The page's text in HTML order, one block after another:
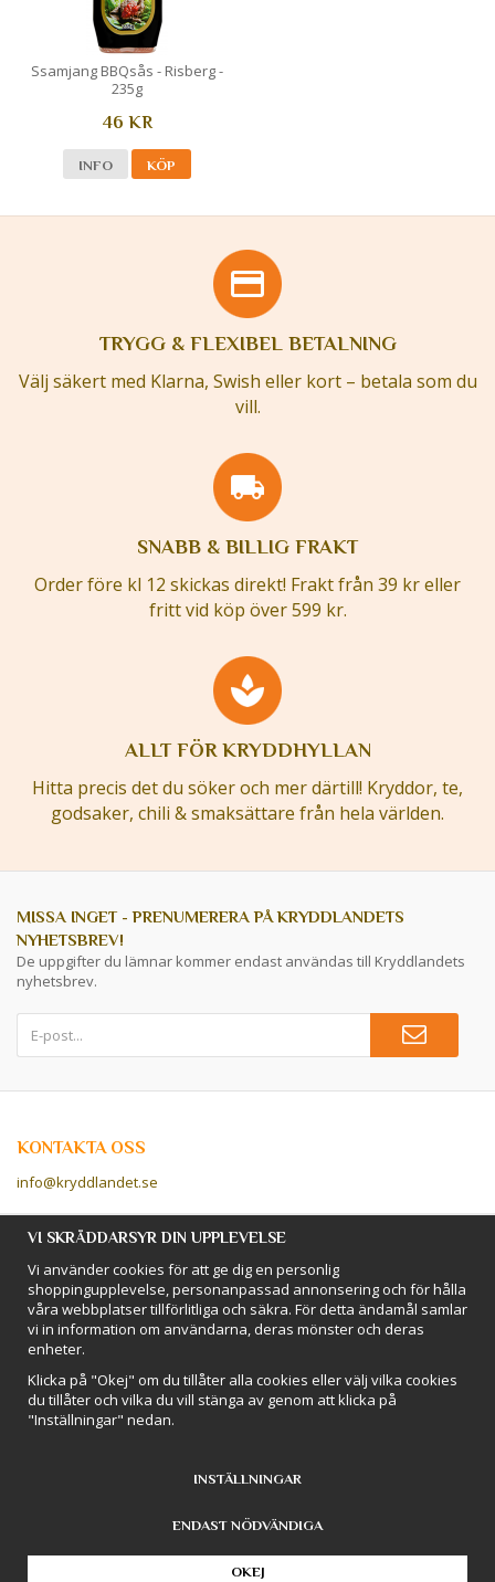
Ssamjang BBQsås - Risberg -
235g
46 KR
INFO KÖP
TRYGG & FLEXIBEL BETALNING
Välj säkert med Klarna, Swish eller kort – betala som du
vill.
SNABB & BILLIG FRAKT
Order före kl 12 skickas direkt! Frakt från 39 kr eller
fritt vid köp över 599 kr.
ALLT FÖR KRYDDHYLLAN
Hitta precis det du söker och mer därtill! Kryddor, te,
godsaker, chili & smaksättare från hela världen.
MISSA INGET - PRENUMERERA PÅ KRYDDLANDETS
NYHETSBREV!
De uppgifter du lämnar kommer endast användas till Kryddlandets
nyhetsbrev.
KONTAKTA OSS
info@kryddlandet.se
Följ oss på Facebook!
Följ oss på Instagram!
BETALSÄTT
Hos Kryddlandet handlar du tryggt & säkert - och betalar enkelt med
kort, Klarna eller swish!
VI SKRÄDDARSYR DIN UPPLEVELSE
Vi använder cookies för att ge dig en personlig
shoppingupplevelse, personanpassad annonsering och för hålla
våra webbplatser tillförlitliga och säkra. För detta ändamål samlar
vi in information om användarna, deras mönster och deras
enheter.
Klicka på "Okej" om du tillåter alla cookies eller välj vilka cookies
du tillåter och vilka du vill stänga av genom att klicka på
"Inställningar" nedan.
INSTÄLLNINGAR
ENDAST NÖDVÄNDIGA
OKEJ